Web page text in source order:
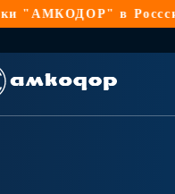
в Росссийской